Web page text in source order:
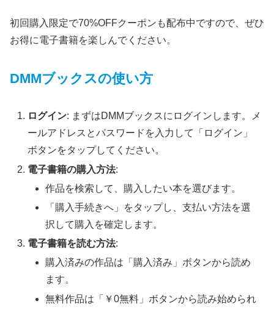
初回購入限定で70%OFFクーポンも配布中ですので、ぜひ
お得に電子書籍を楽しんでください。
DMMブックスの使い方
ログイン: まずはDMMブックスにログインします。メ
ールアドレスとパスワードを入力して「ログイン」
ボタンをタップしてください。
電子書籍の購入方法:
作品を検索して、購入したい本を選びます。
「購入手続きへ」をタップし、支払い方法を選
択して購入を確定します。
電子書籍を読む方法:
購入済みの作品は「購入済み」ボタンから読め
ます。
無料作品は「￥0無料」ボタンから読み始められ